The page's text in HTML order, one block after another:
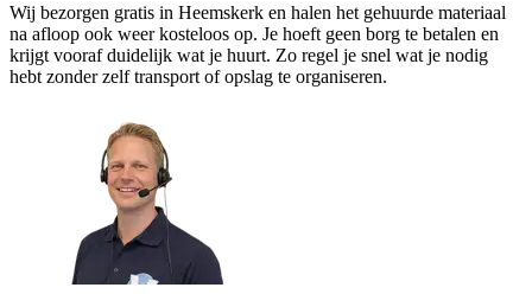
Wij bezorgen gratis in Heemskerk en halen het gehuurde materiaal
na afloop ook weer kosteloos op. Je hoeft geen borg te betalen en
krijgt vooraf duidelijk wat je huurt. Zo regel je snel wat je nodig
hebt zonder zelf transport of opslag te organiseren.